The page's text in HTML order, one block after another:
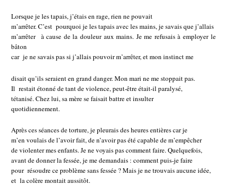
Lorsque je les tapais, j’étais en rage, rien ne pouvait
m’arrêter. C’est pourquoi je les tapais avec les mains, je savais que j’allais
m’arrêter à cause de la douleur aux mains. Je me refusais à employer le
bâton
car je ne savais pas si j’allais pouvoir m’arrêter, et mon instinct me
disait qu’ils seraient en grand danger. Mon mari ne me stoppait pas.
Il restait étonné de tant de violence, peut-être était-il paralysé,
tétanisé. Chez lui, sa mère se faisait battre et insulter
quotidiennement.
Après ces séances de torture, je pleurais des heures entières car je
m’en voulais de l’avoir fait, de n’avoir pas été capable de m’empêcher
de violenter mes enfants. Je ne voyais pas comment faire. Quelquefois,
avant de donner la fessée, je me demandais : comment puis-je faire
pour résoudre ce problème sans fessée ? Mais je ne trouvais aucune idée,
et la colère montait aussitôt.